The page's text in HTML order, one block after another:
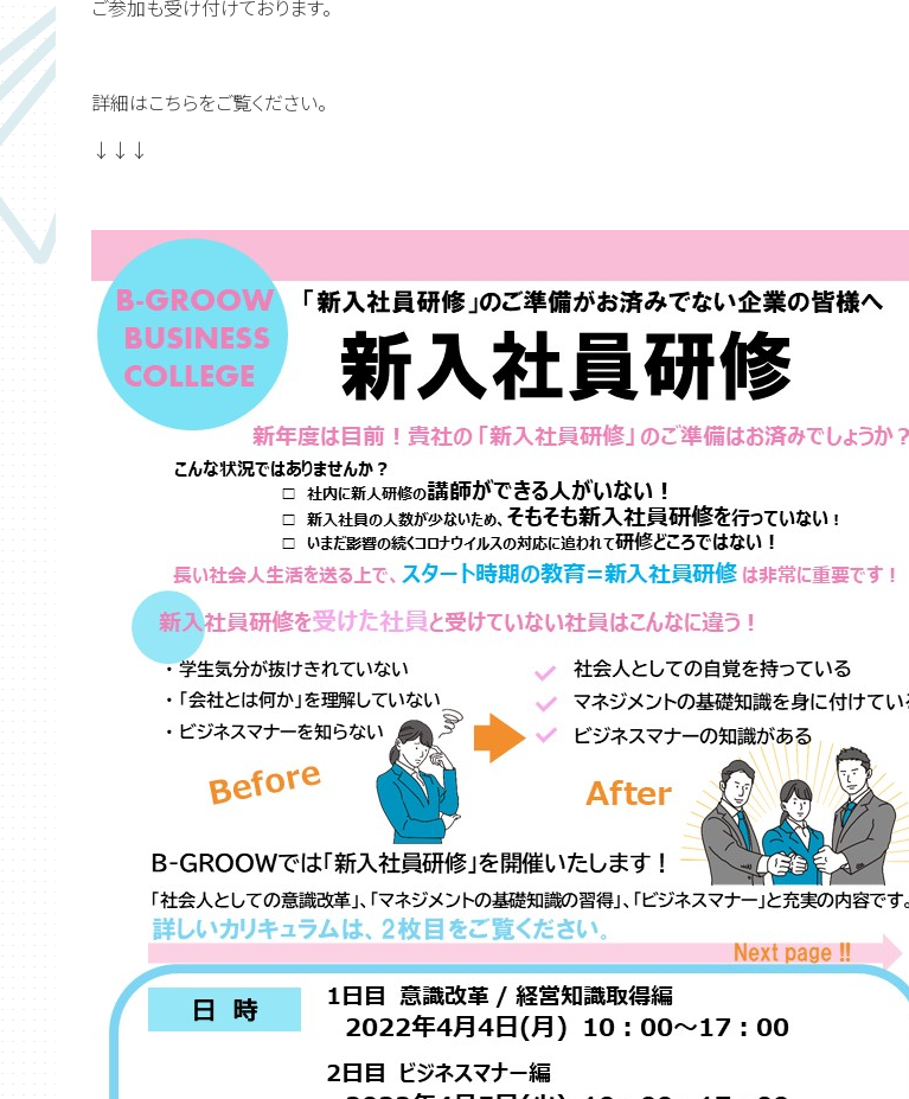
ご参加も受け付けております。
詳細はこちらをご覧ください。
↓↓↓